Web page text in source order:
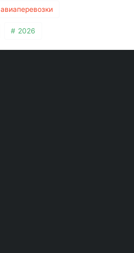
авиаперевозки
2026